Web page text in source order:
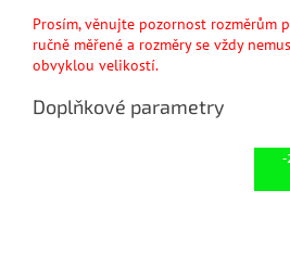
Prosím, věnujte pozornost rozměrům
ručně měřené a rozměry se vždy
obvyklou velikostí.
Doplňkové parametry
-